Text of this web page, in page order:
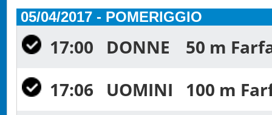
05/04/2017 - POMERIGGIO
17:00 DONNE
50 m
17:06
UOMINI 100 m